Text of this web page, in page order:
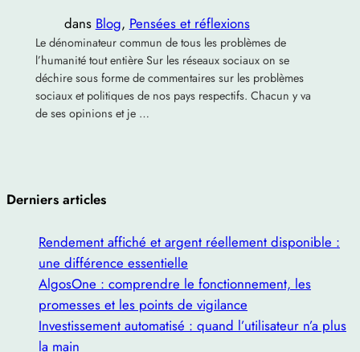
dans Blog, Pensées et réflexions
Le dénominateur commun de tous les problèmes de
l’humanité tout entière Sur les réseaux sociaux on se
déchire sous forme de commentaires sur les problèmes
sociaux et politiques de nos pays respectifs. Chacun y va
de ses opinions et je …
Derniers articles
Rendement affiché et argent réellement disponible :
une différence essentielle
AlgosOne : comprendre le fonctionnement, les
promesses et les points de vigilance
Investissement automatisé : quand l’utilisateur n’a plus
la main